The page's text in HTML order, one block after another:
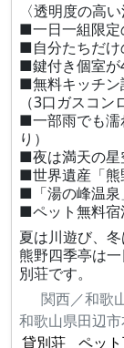
〈透明度の高
■一日一組限定
■自分たちだけ
■鍵付き個室が
■無料キッチン
（3口ガスコン
■一部雨でも濡
り）
■夜は満天の星
■世界遺産「熊
■「湯の峰温泉
■ペット無料宿
夏は川遊び、冬
熊野四季亭は
別荘です。
関西／和歌
和歌山県田辺
貸別荘
ペッ